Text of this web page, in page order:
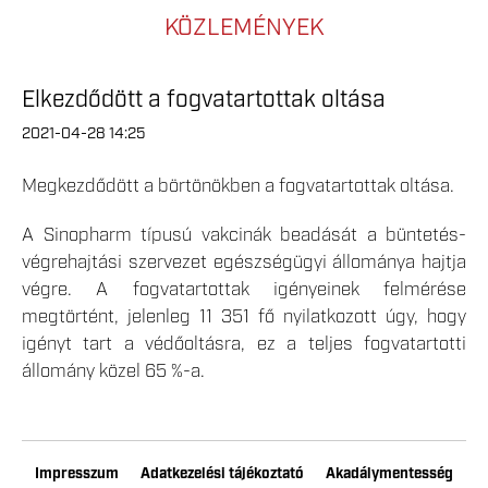
KÖZLEMÉNYEK
Elkezdődött a fogvatartottak oltása
2021-04-28 14:25
Megkezdődött a börtönökben a fogvatartottak oltása.
A Sinopharm típusú vakcinák beadását a büntetés-
végrehajtási szervezet egészségügyi állománya hajtja
végre. A fogvatartottak igényeinek felmérése
megtörtént, jelenleg 11 351 fő nyilatkozott úgy, hogy
igényt tart a védőoltásra, ez a teljes fogvatartotti
állomány közel 65 %-a.
Impresszum Adatkezelési tájékoztató Akadálymentesség